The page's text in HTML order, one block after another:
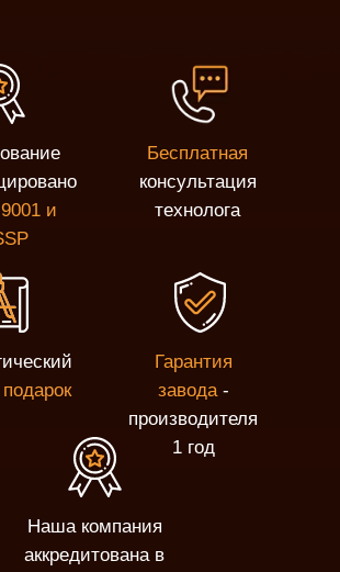
и
Наша компания
аккредитована в
Бесплатная
консультация
технолога
подарок
Гарантия
завода-
производителя
1 год